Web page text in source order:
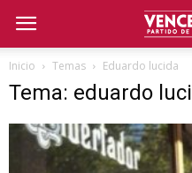
Inicio Temas Eduardo lucida
Tema: eduardo